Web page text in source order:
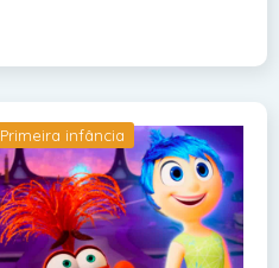
Primeira infância